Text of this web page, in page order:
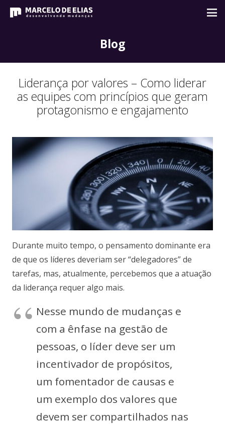
Blog
Liderança por valores – Como liderar
as equipes com princípios que geram
protagonismo e engajamento
Durante muito tempo, o pensamento dominante era
de que os líderes deveriam ser “delegadores” de
tarefas, mas, atualmente, percebemos que a atuação
da liderança requer algo mais.
Nesse mundo de mudanças e
com a ênfase na gestão de
pessoas, o líder deve ser um
incentivador de propósitos,
um fomentador de causas e
um exemplo dos valores que
devem ser compartilhados nas